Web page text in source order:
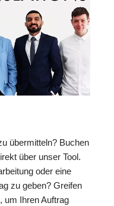
übermitteln? Buchen
über unser Tool.
oder eine
zu geben? Greifen
um Ihren Auftrag